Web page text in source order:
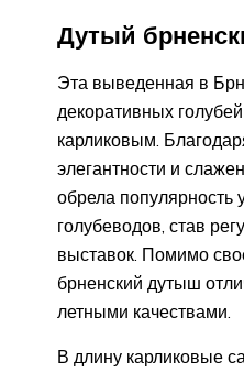
Дутый
Эта выведенная в
декоративных
карликовым.
элегантности и
обрела популярность
голубеводов, став
выставок. Помимо
брненский дутыш
летными качествами.
В длину карликовые